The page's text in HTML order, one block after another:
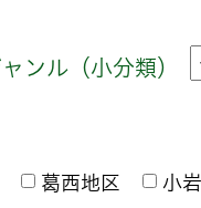
ャンル（小分類）
葛西地区 小